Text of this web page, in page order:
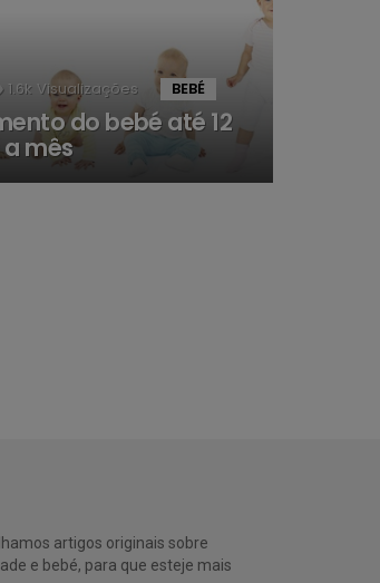
1.6k Visualizações BEBÉ
do bebé até 12
a mês
artigos originais sobre
e bebé, para que esteje mais